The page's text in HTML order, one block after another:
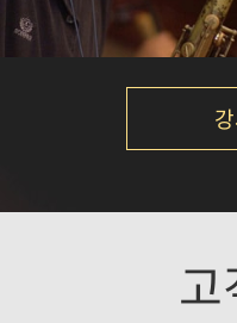
강의보기
고